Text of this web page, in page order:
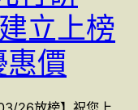
立上榜
惠價